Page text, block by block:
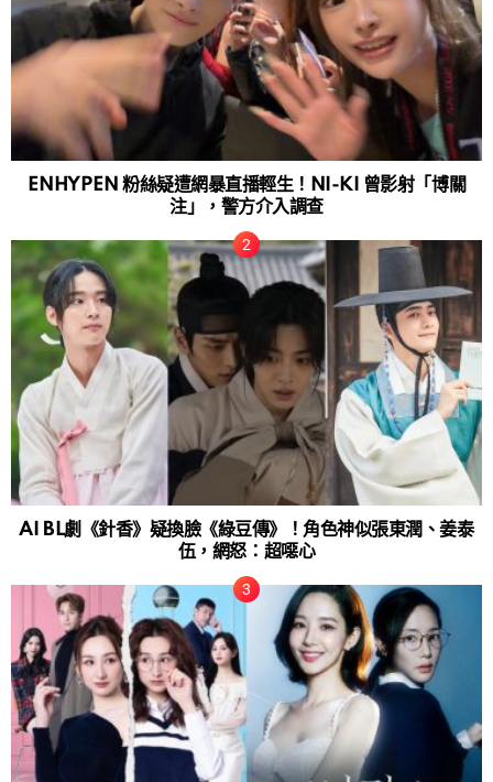
ENHYPEN 粉絲疑遭網暴直播輕生！NI-KI 曾影射「博關
注」，警方介入調查
AI BL劇《針香》疑換臉《綠豆傳》！角色神似張東潤、姜泰
伍，網怒：超噁心